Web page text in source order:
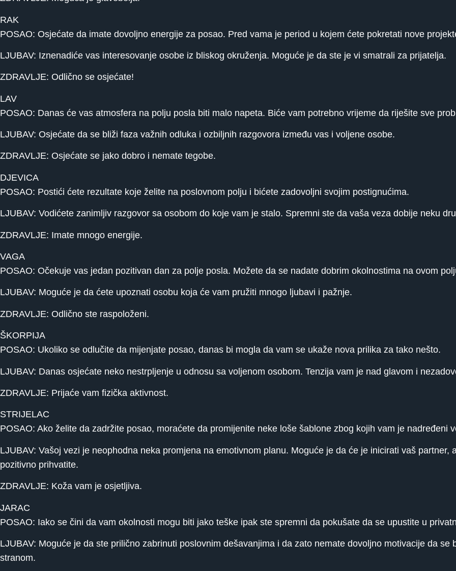
RAK
POSAO: Osjećate da imate dovoljno energije za posao. Pred vama je period u kojem ćete pokretati nove
LJUBAV: Iznenadiće vas interesovanje osobe iz bliskog okruženja. Moguće je da ste je vi smatrali za prijatelja.
ZDRAVLJE: Odlično se osjećate!
LAV
POSAO: Danas će vas atmosfera na polju posla biti malo napeta. Biće vam potrebno vrijeme da riješite sve
LJUBAV: Osjećate da se bliži faza važnih odluka i ozbiljnih razgovora između vas i voljene osobe.
ZDRAVLJE: Osjećate se jako dobro i nemate tegobe.
DJEVICA
POSAO: Postići ćete rezultate koje želite na poslovnom polju i bićete zadovoljni svojim postignućima.
LJUBAV: Vodićete zanimljiv razgovor sa osobom do koje vam je stalo. Spremni ste da vaša veza dobije neku
ZDRAVLJE: Imate mnogo energije.
VAGA
POSAO: Očekuje vas jedan pozitivan dan za polje posla. Možete da se nadate dobrim okolnostima na ovom
LJUBAV: Moguće je da ćete upoznati osobu koja će vam pružiti mnogo ljubavi i pažnje.
ZDRAVLJE: Odlično ste raspoloženi.
ŠKORPIJA
POSAO: Ukoliko se odlučite da mijenjate posao, danas bi mogla da vam se ukaže nova prilika za tako nešto.
LJUBAV: Danas osjećate neko nestrpljenje u odnosu sa voljenom osobom. Tenzija vam je nad glavom i
ZDRAVLJE: Prijaće vam fizička aktivnost.
STRIJELAC
POSAO: Ako želite da zadržite posao, moraćete da promijenite neke loše šablone zbog kojih vam je nadređeni
LJUBAV: Vašoj vezi je neophodna neka promjena na emotivnom planu. Moguće je da će je inicirati vaš partner,
pozitivno prihvatite.
ZDRAVLJE: Koža vam je osjetljiva.
JARAC
POSAO: Iako se čini da vam okolnosti mogu biti jako teške ipak ste spremni da pokušate da se upustite u
LJUBAV: Moguće je da ste prilično zabrinuti poslovnim dešavanjima i da zato nemate dovoljno motivacije da se
stranom.